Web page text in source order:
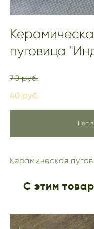
пуговица
70 pуб.
40 pуб.
Нет
Керамическая
С этим